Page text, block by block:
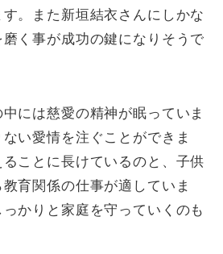
す。また新垣結衣さんにしかな
く事が成功の鍵になりそうで
には慈愛の精神が眠っていま
い愛情を注ぐことができま
ことに長けているのと、子供
育関係の仕事が適していま
かりと家庭を守っていくのも